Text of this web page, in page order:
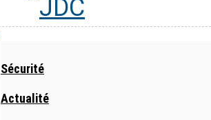
Sécurité
Actualité